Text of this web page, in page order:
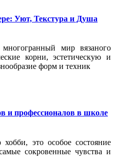
Уют, Текстура и Душа
мир вязаного
корни, эстетическую и
форм и техник
и профессионалов в школе
это особое состояние
сокровенные чувства и